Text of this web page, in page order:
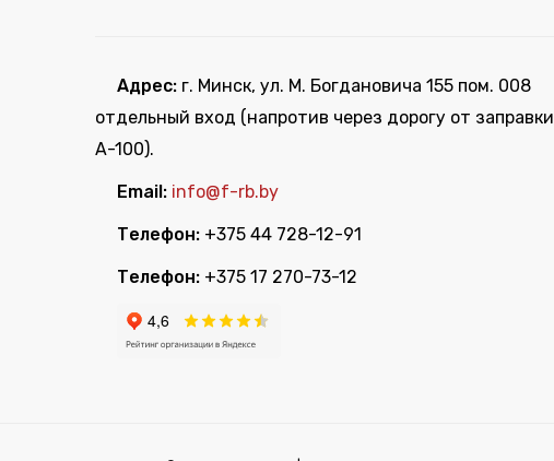
Адрес: г. Минск, ул. М. Богдановича 155 пом. 008
отдельный вход (напротив через дорогу от заправки
А-100).
Email: info@f-rb.by
Телефон: +375 44 728-12-91
Телефон: +375 17 270-73-12